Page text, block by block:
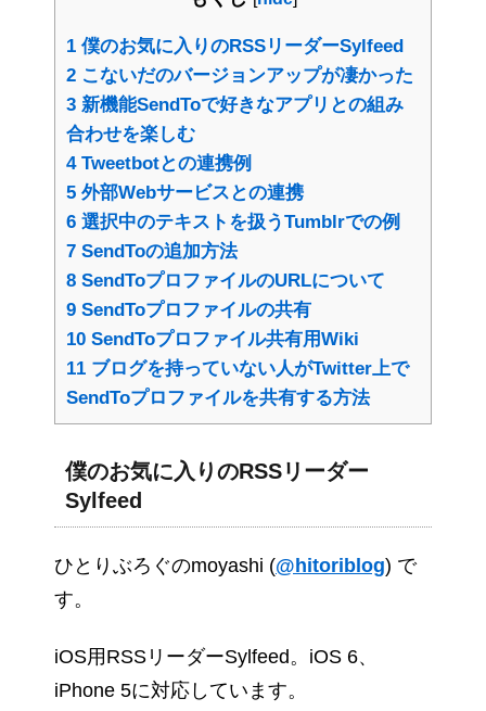
1 僕のお気に入りのRSSリーダーSylfeed
2 こないだのバージョンアップが凄かった
3 新機能SendToで好きなアプリとの組み
合わせを楽しむ
4Tweetbotとの連携例
5 外部Webサービスとの連携
6 選択中のテキストを扱うTumblrでの例
7 SendToの追加方法
8 SendToプロファイルのURLについて
9 SendToプロファイルの共有
10 SendToプロファイル共有用Wiki
11 ブログを持っていない人がTwitter上で
SendToプロファイルを共有する方法
僕のお気に入りのRSSリーダー
Sylfeed
ひとりぶろぐのmoyashi (@hitoriblog) で
す。
iOS用RSSリーダーSylfeed。iOS 6、
iPhone 5に対応しています。